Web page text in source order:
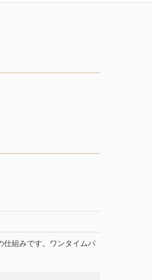
仕組みです。ワンタイムパ